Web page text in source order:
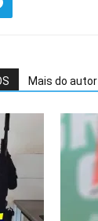
Mais do autor